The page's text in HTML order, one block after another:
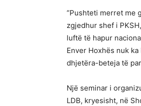
“Pushteti merret me
zgjedhur shef i
luftë të hapur
Enver Hoxhës nuk
dhjetëra-beteja të
Një seminar i
LDB, kryesisht, në